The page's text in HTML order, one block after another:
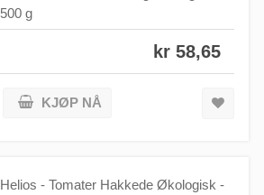
500 g
kr 58,65
KJØP NÅ
Helios - Tomater Hakkede Økologisk -